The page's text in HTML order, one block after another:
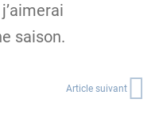
saison.
Article suivant